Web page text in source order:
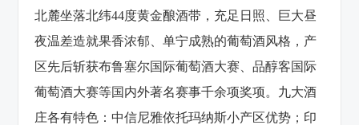
北麓坐落北纬44度黄金酿酒带，充足日照、巨大昼
夜温差造就果香浓郁、单宁成熟的葡萄酒风格，产
区先后斩获布鲁塞尔国际葡萄酒大赛、品醇客国际
葡萄酒大赛等国内外著名赛事千余项奖项。九大酒
庄各有特色：中信尼雅依托玛纳斯小产区优势；印